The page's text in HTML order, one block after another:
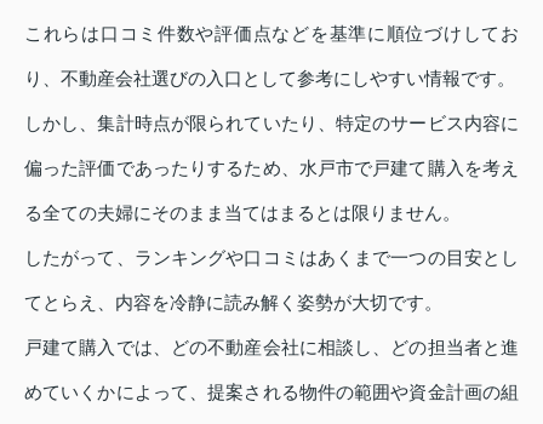
これらは口コミ件数や評価点などを基準に順位づけしてお
り、不動産会社選びの入口として参考にしやすい情報です。
しかし、集計時点が限られていたり、特定のサービス内容に
偏った評価であったりするため、水戸市で戸建て購入を考え
る全ての夫婦にそのまま当てはまるとは限りません。
したがって、ランキングや口コミはあくまで一つの目安とし
てとらえ、内容を冷静に読み解く姿勢が大切です。
戸建て購入では、どの不動産会社に相談し、どの担当者と進
めていくかによって、提案される物件の範囲や資金計画の組